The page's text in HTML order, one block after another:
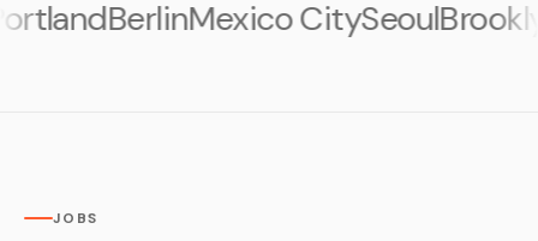
BerlinMexico CitySeoulBrooklyn
JOBS